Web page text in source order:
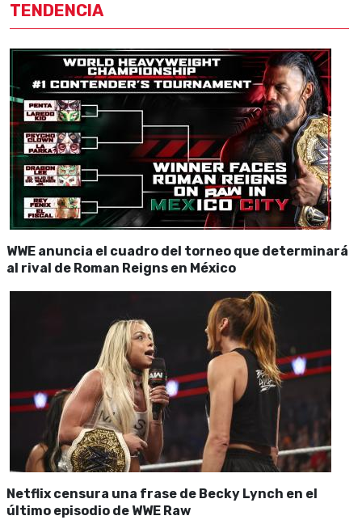
TENDENCIA
WWE anuncia el cuadro del torneo que determinará
al rival de Roman Reigns en México
Netflix censura una frase de Becky Lynch en el
último episodio de WWE Raw